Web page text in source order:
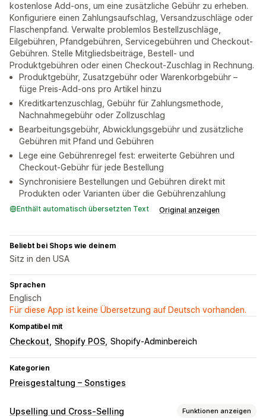
kostenlose Add-ons, um eine zusätzliche Gebühr zu erheben.
Konfiguriere einen Zahlungsaufschlag, Versandzuschläge oder
Flaschenpfand. Verwalte problemlos Bestellzuschläge,
Eilgebühren, Pfandgebühren, Servicegebühren und Checkout-
Gebühren. Stelle Mitgliedsbeiträge, Bestell- und
Produktgebühren oder einen Checkout-Zuschlag in Rechnung.
Produktgebühr, Zusatzgebühr oder Warenkorbgebühr –
füge Preis-Add-ons pro Artikel hinzu
Kreditkartenzuschlag, Gebühr für Zahlungsmethode,
Nachnahmegebühr oder Zollzuschlag
Bearbeitungsgebühr, Abwicklungsgebühr und zusätzliche
Gebühren mit Pfand und Gebühren
Lege eine Gebührenregel fest: erweiterte Gebühren und
Checkout-Gebühr für jede Bestellung
Synchronisiere Bestellungen und Gebühren direkt mit
Produkten oder Varianten über die Gebührenzahlung
Enthält automatisch übersetzten Text Original anzeigen
Beliebt bei Shops wie deinem
Sitz in den USA
Sprachen
Englisch
Für diese App ist keine Übersetzung auf Deutsch vorhanden.
Kompatibel mit
Checkout Shopify POS Shopify-Adminbereich
Kategorien
Preisgestaltung – Sonstiges
Upselling und Cross-Selling Funktionen anzeigen